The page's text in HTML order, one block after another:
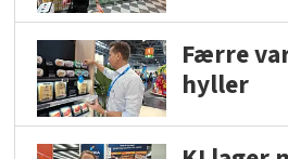
Færre
hyller